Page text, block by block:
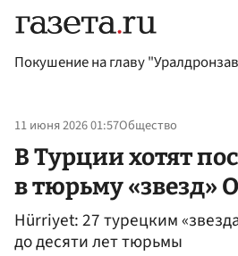
Покушение на главу
11 июня 2026 01:57Общество
В Турции хотят
в тюрьму «звезд»
Hürriyet: 27 турецким
до десяти лет тюрьмы